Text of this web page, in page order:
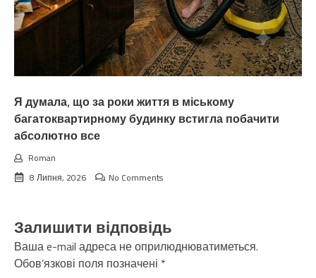
Я думала, що за роки життя в міському
багатоквартирному будинку встигла побачити
абсолютно все
Roman
8 Липня, 2026
No Comments
Залишити відповідь
Ваша e-mail адреса не оприлюднюватиметься.
Обов’язкові поля позначені *